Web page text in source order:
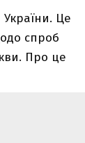
Це
спроб
Про це